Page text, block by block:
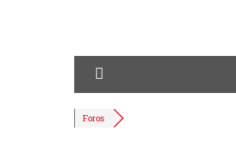
Foros